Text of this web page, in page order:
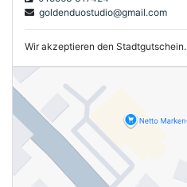
goldenduostudio@gmail.com
Wir akzeptieren den Stadtgutschein.